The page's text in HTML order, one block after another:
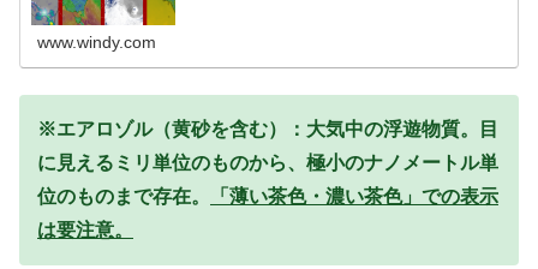
www.windy.com
※エアロゾル（黄砂を含む）：大気中の浮遊物質。目
に見えるミリ単位のものから、極小のナノメートル単
位のものまで存在。
「薄い茶色・濃い茶色」での表示
は要注意。